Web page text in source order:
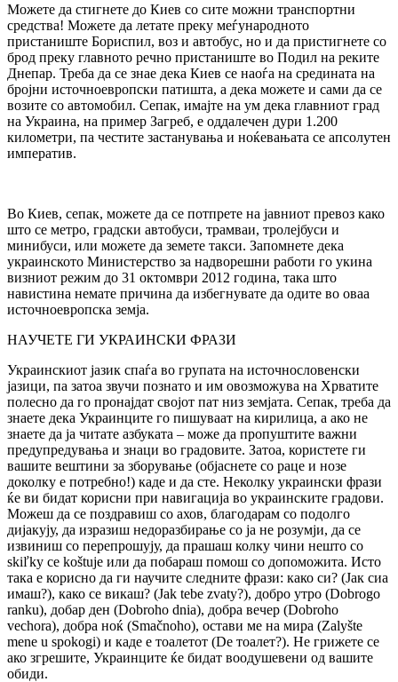
Можете да стигнете до Киев со сите можни транспортни
средства! Можете да летате преку меѓународното
пристаниште Бориспил, воз и автобус, но и да пристигнете со
брод преку главното речно пристаниште во Подил на реките
Днепар. Треба да се знае дека Киев се наоѓа на средината на
бројни источноевропски патишта, а дека можете и сами да се
возите со автомобил. Сепак, имајте на ум дека главниот град
на Украина, на пример Загреб, е оддалечен дури 1.200
километри, па честите застанувања и ноќевањата се апсолутен
императив.
Во Киев, сепак, можете да се потпрете на јавниот превоз како
што се метро, ​​градски автобуси, трамваи, тролејбуси и
минибуси, или можете да земете такси. Запомнете дека
украинското Министерство за надворешни работи го укина
визниот режим до 31 октомври 2012 година, така што
навистина немате причина да избегнувате да одите во оваа
источноевропска земја.
НАУЧЕТЕ ГИ УКРАИНСКИ ФРАЗИ
Украинскиот јазик спаѓа во групата на источнословенски
јазици, па затоа звучи познато и им овозможува на Хрватите
полесно да го пронајдат својот пат низ земјата. Сепак, треба да
знаете дека Украинците го пишуваат на кирилица, а ако не
знаете да ја читате азбуката – може да пропуштите важни
предупредувања и знаци во градовите. Затоа, користете ги
вашите вештини за зборување (објаснете со раце и нозе
доколку е потребно!) каде и да сте. Неколку украински фрази
ќе ви бидат корисни при навигација во украинските градови.
Можеш да се поздравиш со ахов, благодарам со подолго
дијакују, да изразиш недоразбирање со ја не розумји, да се
извиниш со перепрошују, да прашаш колку чини нешто со
skiľky ce koštuje или да побараш помош со допоможита. Исто
така е корисно да ги научите следните фрази: како си? (Јак сиа
имаш?), како се викаш? (Jak tebe zvaty?), добро утро (Dobrogo
ranku), добар ден (Dobroho dnia), добра вечер (Dobroho
vechora), добра ноќ (Smačnoho), остави ме на мира (Zalyšte
mene u spokogi) и каде е тоалетот (De тоалет?). Не грижете се
ако згрешите, Украинците ќе бидат воодушевени од вашите
обиди.